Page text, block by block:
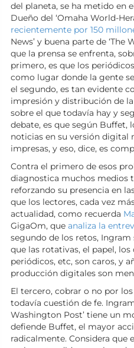
del planeta, se ha metido en
Dueño del ‘Omaha World-
recientemente por 150
News’ y buena parte de ‘The
que la prensa se enfrenta,
primero, es que los
como lugar donde la gente
el segundo, es tan evidente
impresión y distribución de
sobre el que todavía hay y
debate, es que según Buffet,
noticias en su versión digital
impresas, y eso, dice, es
Contra el primero de esos
diagnostica muchos medios
reforzando su presencia en
que los lectores, cada vez
actualidad, como recuerda
GigaOm, que analiza la
segundo de los retos,
que las rotativas, el papel,
periódicos, etc, son caros, y
producción digitales son
El tercero, cobrar o no por
todavía cuestión de fe.
Washington Post’ tiene un
defiende Buffet, el mayor
radicalmente. Considera que